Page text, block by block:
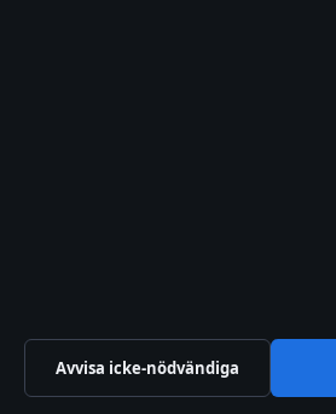
Redaktionell policy
Rättelsepolicy
Avvisa icke-nödvändiga